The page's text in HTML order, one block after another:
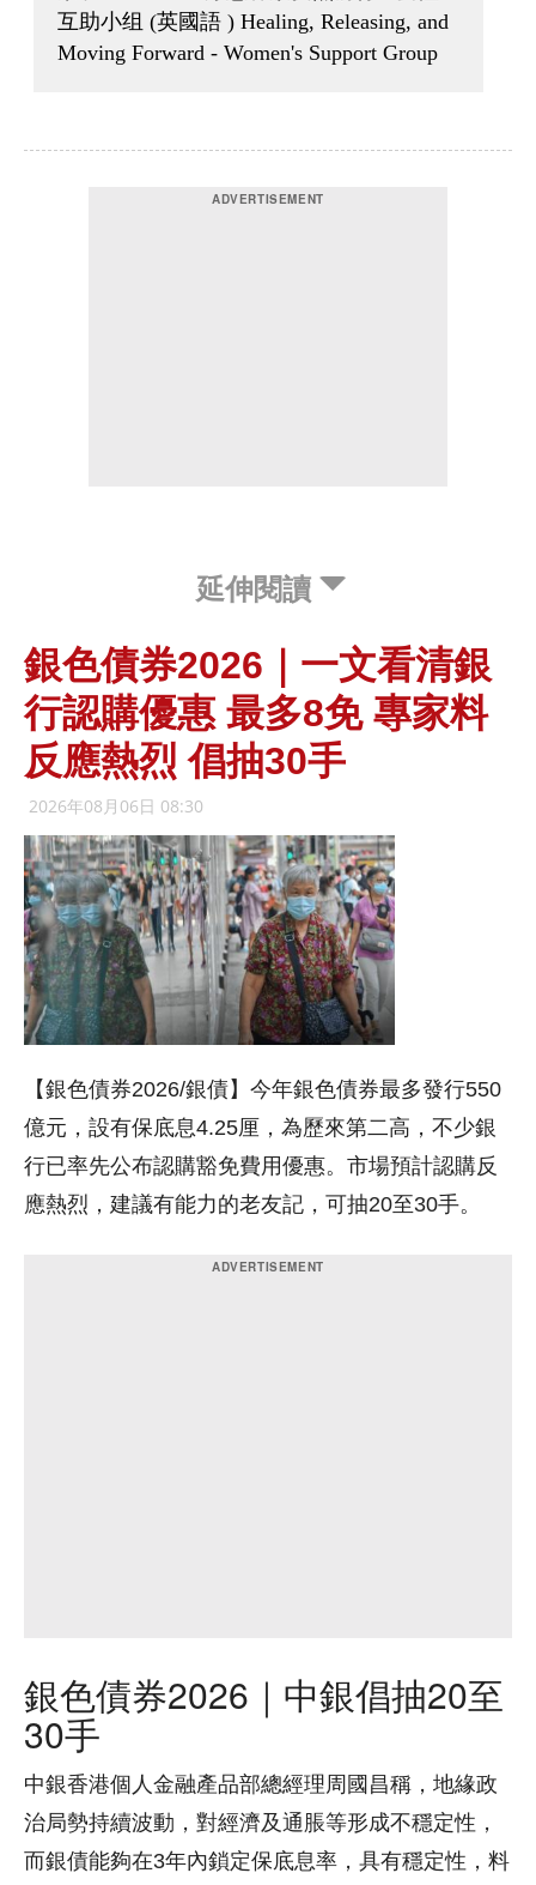
延伸閱讀
銀色債券2026｜一文看清銀
行認購優惠 最多8免 專家料
反應熱烈 倡抽30手
2026年08月06日 08:30
【銀色債券2026/銀債】今年銀色債券最多發行550
億元，設有保底息4.25厘，為歷來第二高，不少銀
行已率先公布認購豁免費用優惠。市場預計認購反
應熱烈，建議有能力的老友記，可抽20至30手。
銀色債券2026｜中銀倡抽20至
30手
中銀香港個人金融產品部總經理周國昌稱，地緣政
治局勢持續波動，對經濟及通脹等形成不穩定性，
而銀債能夠在3年內鎖定保底息率，具有穩定性，料